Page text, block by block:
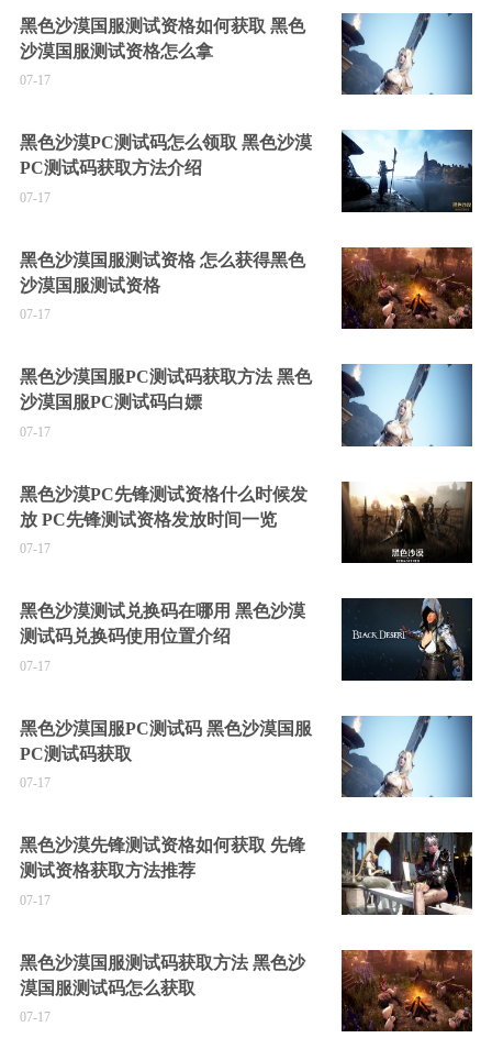
黑色沙漠国服测试资格如何获取 黑色
沙漠国服测试资格怎么拿
07-17
黑色沙漠PC测试码怎么领取 黑色沙漠
PC测试码获取方法介绍
07-17
黑色沙漠国服测试资格 怎么获得黑色
沙漠国服测试资格
07-17
黑色沙漠国服PC测试码获取方法 黑色
沙漠国服PC测试码白嫖
07-17
黑色沙漠PC先锋测试资格什么时候发
放 PC先锋测试资格发放时间一览
07-17
黑色沙漠测试兑换码在哪用 黑色沙漠
测试码兑换码使用位置介绍
07-17
黑色沙漠国服PC测试码 黑色沙漠国服
PC测试码获取
07-17
黑色沙漠先锋测试资格如何获取 先锋
测试资格获取方法推荐
07-17
黑色沙漠国服测试码获取方法 黑色沙
漠国服测试码怎么获取
07-17